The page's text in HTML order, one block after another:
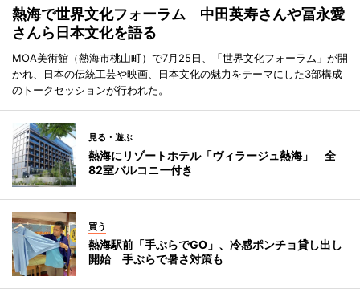
熱海で世界文化フォーラム 中田英寿さんや冨永愛
さんら日本文化を語る
MOA美術館（熱海市桃山町）で7月25日、「世界文化フォーラム」が開
かれ、日本の伝統工芸や映画、日本文化の魅力をテーマにした3部構成
のトークセッションが行われた。
見る・遊ぶ
熱海にリゾートホテル「ヴィラージュ熱海」 全
82室バルコニー付き
買う
熱海駅前「手ぶらでGO」、冷感ポンチョ貸し出し
開始 手ぶらで暑さ対策も